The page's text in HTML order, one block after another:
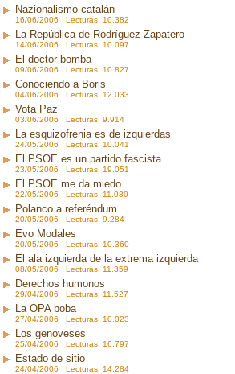
Nazionalismo catalán
16/06/2006 Lecturas: 10.382
La República de Rodríguez Zapatero
14/06/2006 Lecturas: 10.097
El doctor-bomba
09/06/2006 Lecturas: 10.827
Conociendo a Boris
04/06/2006 Lecturas: 12.033
Vota Paz
03/06/2006 Lecturas: 9.914
La esquizofrenia es de izquierdas
24/05/2006 Lecturas: 10.041
El PSOE es un partido fascista
23/05/2006 Lecturas: 19.051
El PSOE me da miedo
22/05/2006 Lecturas: 11.030
Polanco a referéndum
20/05/2006 Lecturas: 9.284
Evo Modales
20/05/2006 Lecturas: 10.360
El ala izquierda de la extrema izquierda
08/05/2006 Lecturas: 11.359
Derechos humonos
29/04/2006 Lecturas: 11.527
La OPA boba
27/04/2006 Lecturas: 10.023
Los genoveses
25/04/2006 Lecturas: 16.797
Estado de sitio
24/04/2006 Lecturas: 14.284